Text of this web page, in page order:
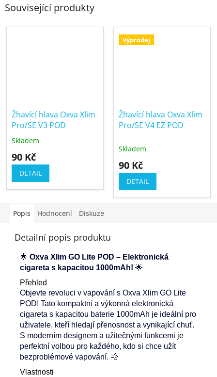
Související produkty
Žhavící hlava Oxva Xlim
Pro/SE V3 POD
Průměrné
produktu
5,0
z
Skladem
90 Kč
DETAIL
Výprodej
Žhavící hlava Oxva Xlim
Pro/SE V4 EZ POD
Skladem
90 Kč
DETAIL
Popis Hodnocení Diskuze
Detailní popis produktu
🌟 Oxva Xlim GO Lite POD – Elektronická
cigareta s kapacitou 1000mAh! 🌟
Přehled
Objevte revoluci v vapování s Oxva Xlim GO Lite
POD! Tato kompaktní a výkonná elektronická
cigareta s kapacitou baterie 1000mAh je ideální pro
uživatele, kteří hledají přenosnost a vynikající chuť.
S moderním designem a užitečnými funkcemi je
perfektní volbou pro každého, kdo si chce užít
bezproblémové vapování. 💨
Vlastnosti